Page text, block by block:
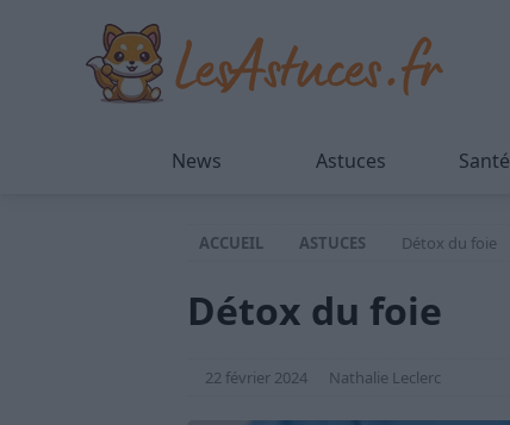
News Astuces Santé
ACCUEIL ASTUCES Détox du foie
Détox du foie
22 février 2024 Nathalie Leclerc